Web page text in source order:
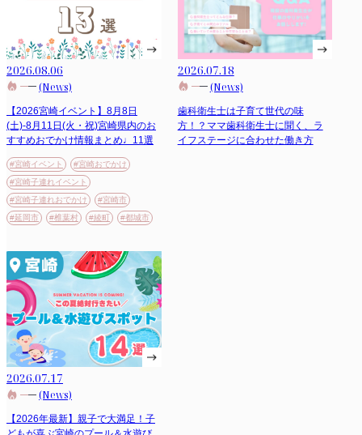
2026.08.06
(News)
【2026宮崎イベント】8月8日
(土)-8月11日(火・祝)宮崎県内のお
すすめおでかけ情報まとめ♩11選
#宮崎イベント
#宮崎おでかけ
#宮崎子連れイベント
#宮崎子連れおでかけ
#宮崎市
#延岡市
#椎葉村 #綾町 #都城市
2026.07.18
(News)
歯科衛生士は子育て世代の味
方！？ママ歯科衛生士に聞く、ラ
イフステージに合わせた働き方
2026.07.17
(News)
【2026年最新】親子で大満足！子